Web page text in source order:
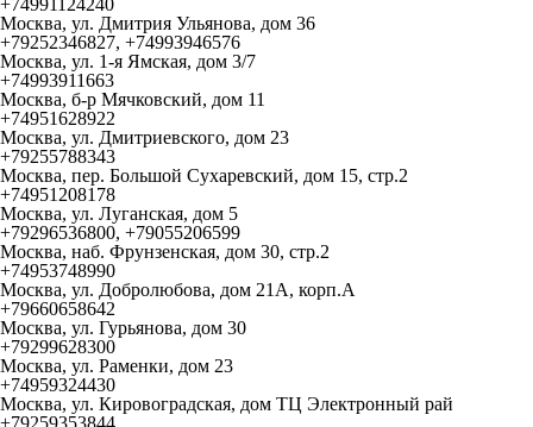
+74991124240
Москва, ул. Дмитрия Ульянова, дом 36
+79252346827, +74993946576
Москва, ул. 1-я Ямская, дом 3/7
+74993911663
Москва, б-р Мячковский, дом 11
+74951628922
Москва, ул. Дмитриевского, дом 23
+79255788343
Москва, пер. Большой Сухаревский, дом 15, стр.2
+74951208178
Москва, ул. Луганская, дом 5
+79296536800, +79055206599
Москва, наб. Фрунзенская, дом 30, стр.2
+74953748990
Москва, ул. Добролюбова, дом 21А, корп.А
+79660658642
Москва, ул. Гурьянова, дом 30
+79299628300
Москва, ул. Раменки, дом 23
+74959324430
Москва, ул. Кировоградская, дом ТЦ Электронный рай
+79259353844